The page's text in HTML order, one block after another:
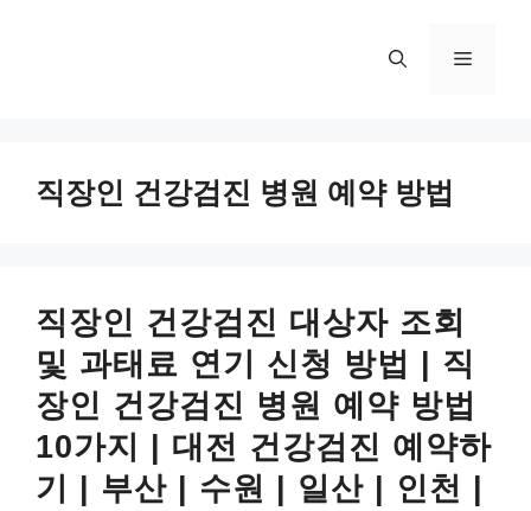
메
직장인 건강검진 병원 예약 방법
직장인 건강검진 대상자 조회
및 과태료 연기 신청 방법 | 직
장인 건강검진 병원 예약 방법
10가지 | 대전 건강검진 예약하
기 | 부산 | 수원 | 일산 | 인천 |